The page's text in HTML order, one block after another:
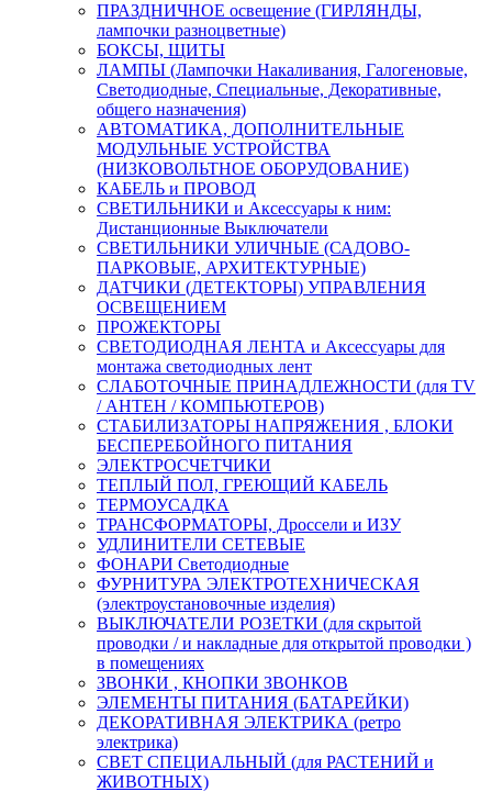
ПРАЗДНИЧНОЕ освещение (ГИРЛЯНДЫ,
лампочки разноцветные)
БОКСЫ, ЩИТЫ
ЛАМПЫ (Лампочки Накаливания, Галогеновые,
Светодиодные, Специальные, Декоративные,
общего назначения)
АВТОМАТИКА, ДОПОЛНИТЕЛЬНЫЕ
МОДУЛЬНЫЕ УСТРОЙСТВА
(НИЗКОВОЛЬТНОЕ ОБОРУДОВАНИЕ)
КАБЕЛЬ и ПРОВОД
СВЕТИЛЬНИКИ и Аксессуары к ним:
Дистанционные Выключатели
СВЕТИЛЬНИКИ УЛИЧНЫЕ (САДОВО-
ПАРКОВЫЕ, АРХИТЕКТУРНЫЕ)
ДАТЧИКИ (ДЕТЕКТОРЫ) УПРАВЛЕНИЯ
ОСВЕЩЕНИЕМ
ПРОЖЕКТОРЫ
СВЕТОДИОДНАЯ ЛЕНТА и Аксессуары для
монтажа светодиодных лент
СЛАБОТОЧНЫЕ ПРИНАДЛЕЖНОСТИ (для TV
/ АНТЕН / КОМПЬЮТЕРОВ)
СТАБИЛИЗАТОРЫ НАПРЯЖЕНИЯ , БЛОКИ
БЕСПЕРЕБОЙНОГО ПИТАНИЯ
ЭЛЕКТРОСЧЕТЧИКИ
ТЕПЛЫЙ ПОЛ, ГРЕЮЩИЙ КАБЕЛЬ
ТЕРМОУСАДКА
ТРАНСФОРМАТОРЫ, Дроссели и ИЗУ
УДЛИНИТЕЛИ СЕТЕВЫЕ
ФОНАРИ Светодиодные
ФУРНИТУРА ЭЛЕКТРОТЕХНИЧЕСКАЯ
(электроустановочные изделия)
ВЫКЛЮЧАТЕЛИ РОЗЕТКИ (для скрытой
проводки / и накладные для открытой проводки )
в помещениях
ЗВОНКИ , КНОПКИ ЗВОНКОВ
ЭЛЕМЕНТЫ ПИТАНИЯ (БАТАРЕЙКИ)
ДЕКОРАТИВНАЯ ЭЛЕКТРИКА (ретро
электрика)
СВЕТ СПЕЦИАЛЬНЫЙ (для РАСТЕНИЙ и
ЖИВОТНЫХ)